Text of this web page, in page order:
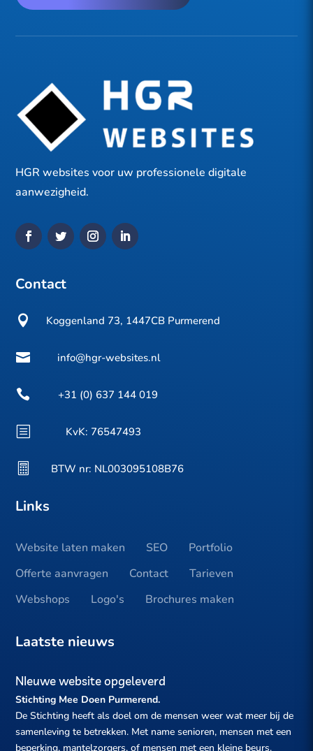
HGR websites voor uw professionele digitale
aanwezigheid.
Contact
 Koggenland 73, 1447CB Purmerend
 info@hgr-websites.nl
 +31 (0) 637 144 019
b KvK: 76547493
 BTW nr: NL003095108B76
Links
Website laten maken SEO
Portfolio
Offerte aanvragen
Contact
Tarieven
Webshops
Logo's Brochures maken
Laatste nieuws
NIeuwe website opgeleverd
Stichting Mee Doen Purmerend.
De Stichting heeft als doel om de mensen weer wat meer bij de
samenleving te betrekken. Met name senioren, mensen met een
beperking, mantelzorgers, of mensen met een kleine beurs.